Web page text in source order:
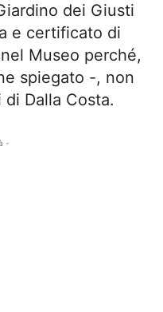
dei Giusti
e certificato di
Museo perché,
spiegato -, non
Dalla Costa.
-